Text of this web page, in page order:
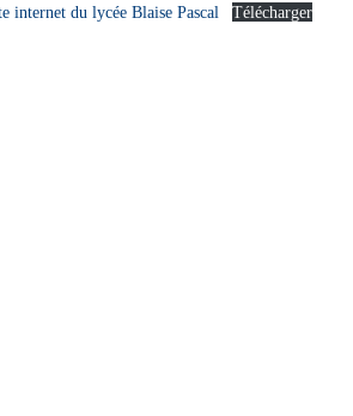
internet du lycée Blaise Pascal Télécharger